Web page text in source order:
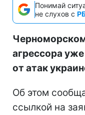
Понимай
не слухов с
агрессора
от атак
Об этом
ссылкой на